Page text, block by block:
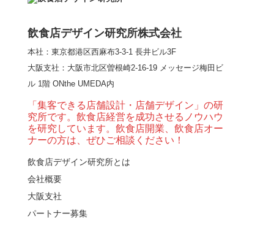
とライブ感を両立した
和モダン串揚げ店。
「…
【Queux Norme（クゥ
ノルム）】女子会にお
薦めな&…
飲食店デザイン研究所株式会社
本社：東京都港区西麻布3-3-1 長井ビル3F
大阪支社 ：大阪市北区曽根崎2-16-19 メッセージ梅田ビ
ル 1階 ONthe UMEDA内
「集客できる店舗設計・店舗デザイン」の研
究所です。飲食店経営を成功させるノウハウ
を研究しています。飲食店開業、飲食店オー
ナーの方は、ぜひご相談ください！
飲食店デザイン研究所とは
会社概要
大阪支社
パートナー募集